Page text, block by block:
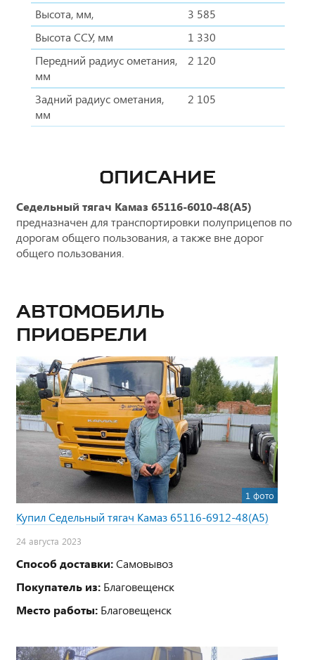
Высота, мм,
3 585
Высота ССУ, мм
1 330
Передний радиус ометания,
мм
2 120
Задний радиус ометания,
мм
2 105
ОПИСАНИЕ
Седельный тягач Камаз 65116-6010-48(А5)
предназначен для транспортировки полуприцепов по
дорогам общего пользования, а также вне дорог
общего пользования.
Автомобиль
приобрели
1 фото
Купил Седельный тягач Камаз 65116-6912-48(А5)
24 августа 2023
Способ доставки:Самовывоз
Покупатель из: Благовещенск
Место работы: Благовещенск